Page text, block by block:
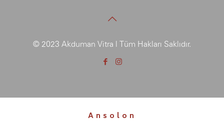
© 2023 Akduman Vitra | Tüm Hakları Saklıdır.
Ansolon